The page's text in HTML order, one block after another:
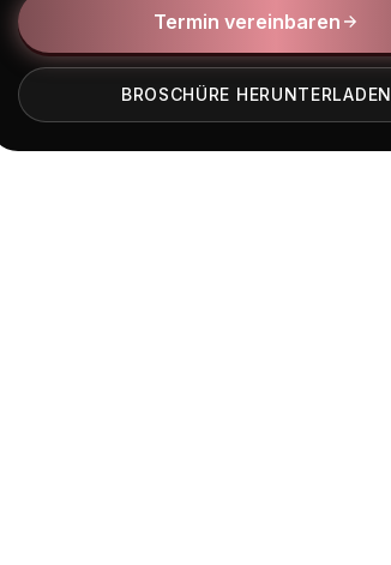
Termin vereinbaren
BROSCHÜRE HERUNTERLADEN